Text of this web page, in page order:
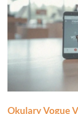
Okulary Vogue